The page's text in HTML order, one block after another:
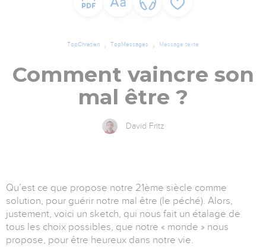
TopChrétien TopMessages Message texte
Comment vaincre son
mal être ?
David Fritz
Qu’est ce que propose notre 21ème siècle comme
solution, pour guérir notre mal être (le péché). Alors,
justement, voici un sketch, qui nous fait un étalage de
tous les choix possibles, que notre « monde » nous
propose, pour être heureux dans notre vie.